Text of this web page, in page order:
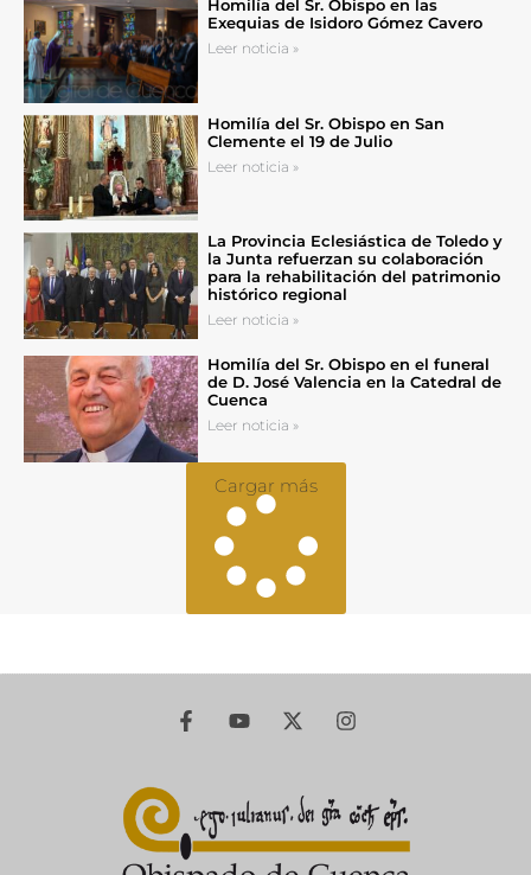
Homilía del Sr. Obispo en las
Exequias de Isidoro Gómez Cavero
Leer noticia »
Homilía del Sr. Obispo en San
Clemente el 19 de Julio
Leer noticia »
La Provincia Eclesiástica de Toledo y
la Junta refuerzan su colaboración
para la rehabilitación del patrimonio
histórico regional
Leer noticia »
Homilía del Sr. Obispo en el funeral
de D. José Valencia en la Catedral de
Cuenca
Leer noticia »
Cargar más